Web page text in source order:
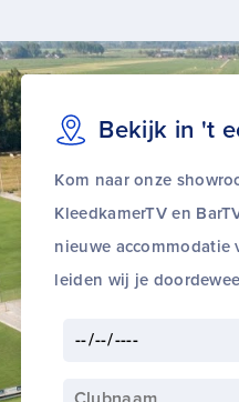
Bekijk in 't
Kom naar onze
KleedkamerTV en
nieuwe accommodatie
leiden wij je